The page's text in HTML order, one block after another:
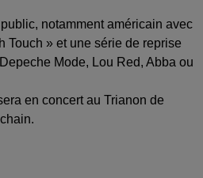
notamment américain avec
Touch » et une série de reprise
Mode, Lou Red, Abba ou
en concert au Trianon de